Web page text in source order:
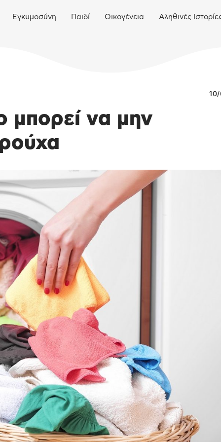
Εγκυμοσύνη Παιδί Οικογένεια Αληθινές
μπορεί να μην